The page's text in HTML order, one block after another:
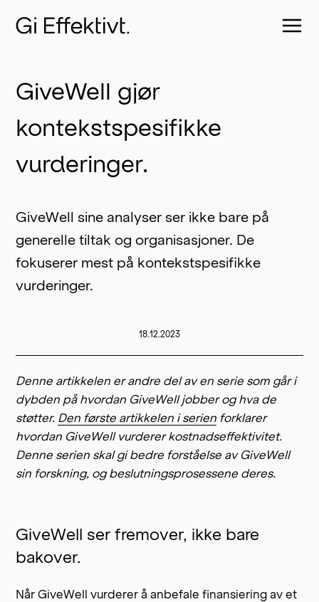
GiveWell gjør
kontekstspesifikke
vurderinger.
GiveWell sine analyser ser ikke bare på
generelle tiltak og organisasjoner. De
fokuserer mest på kontekstspesifikke
vurderinger.
18.12.2023
Denne artikkelen er andre del av en serie som går i
dybden på hvordan GiveWell jobber og hva de
støtter. Den første artikkelen i serien forklarer
hvordan GiveWell vurderer kostnadseffektivitet.
Denne serien skal gi bedre forståelse av GiveWell
sin forskning, og beslutningsprosessene deres.
GiveWell ser fremover, ikke bare
bakover.
Når GiveWell vurderer å anbefale finansiering av et